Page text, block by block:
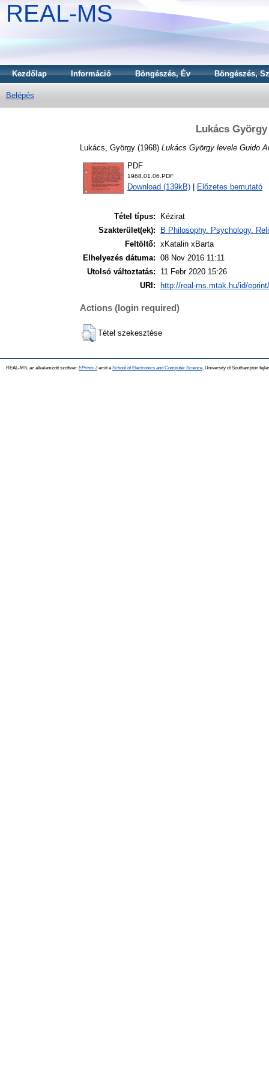
REAL-MS
Kezdőlap Információ Böngészés, Év Böngészés,
Belépés
Lukács
Lukács, György (1968) Lukács György levele Guido
PDF
1968.01.06.PDF
Download (139kB) Előzetes bemutató
Tétel típus:
Kézirat
Szakterület(ek):
B Philosophy. Psychology.
Feltöltő: xKatalin xBarta
Elhelyezés dátuma: 08 Nov 2016 11:11
Utolsó változtatás:
11 Febr 2020 15:26
URI:
http://real-ms.mtak.hu/id/
Actions (login required)
Tétel szekesztése
REAL-MS, az alkalamzott szoftver: EPrints 3amit a School of Electronics and Computer Science , University of Southampton